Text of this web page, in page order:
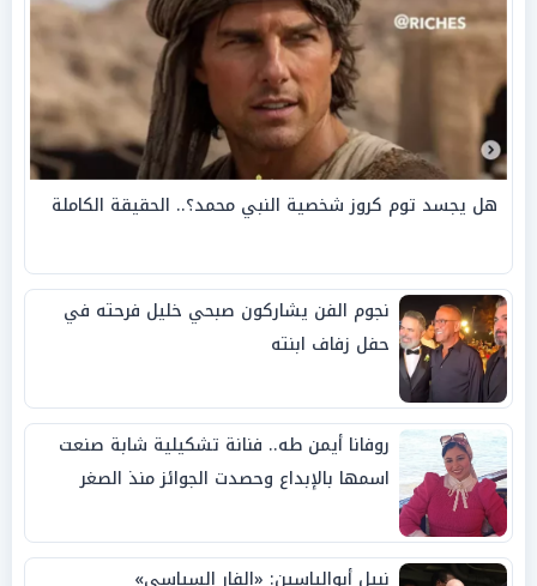
هل يجسد توم كروز شخصية النبي محمد؟.. الحقيقة الكاملة
نجوم الفن يشاركون صبحي خليل فرحته في
حفل زفاف ابنته
روفانا أيمن طه.. فنانة تشكيلية شابة صنعت
اسمها بالإبداع وحصدت الجوائز منذ الصغر
نبيل أبوالياسين: «الفار السياسي»